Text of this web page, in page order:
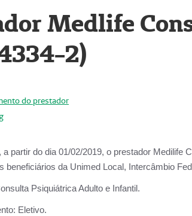
Medlife
2)
do prestador
a partir do dia 01/02/2019, o prestador Medilife
beneficiários da Unimed Local, Intercâmbio
Psiquiátrica Adulto e Infantil.
Eletivo.